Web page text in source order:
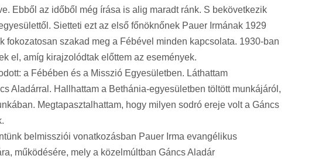
Ebből az időből még írása is alig maradt ránk. S bekövetkezik
Sietteti ezt az első főnöknőnek Pauer Irmának 1929
szakad meg a Fébével minden kapcsolata. 1930-ban
el, amíg kirajzolódtak előttem az események.
a Fébében és a Misszió Egyesületben. Láthattam
Aladárral. Hallhattam a Bethánia-egyesületben töltött munkájáról,
Megtapasztalhattam, hogy milyen sodró ereje volt a Gáncs
belmissziói vonatkozásban Pauer Irma evangélikus
működésére, mely a közelmúltban Gáncs Aladár